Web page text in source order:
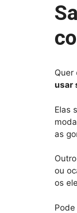
Quer
usar
Elas
as
ou
os